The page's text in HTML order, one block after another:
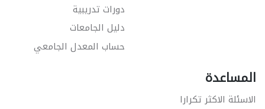
دورات تدريبية
دليل الجامعات
حساب المعدل الجامعي
المساعدة
الاسئلة الاكثر تكرارا